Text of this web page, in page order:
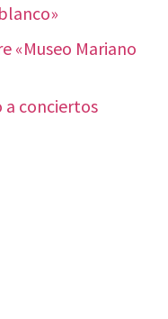
«Museo Mariano
a conciertos